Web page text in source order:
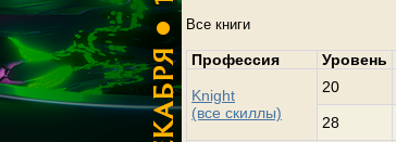
Все книги
Профессия Уровень
Knight
(все скиллы)
20
28